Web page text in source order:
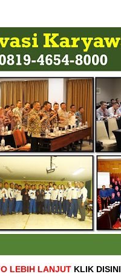
LEBIH LANJUT KLIK DISINI